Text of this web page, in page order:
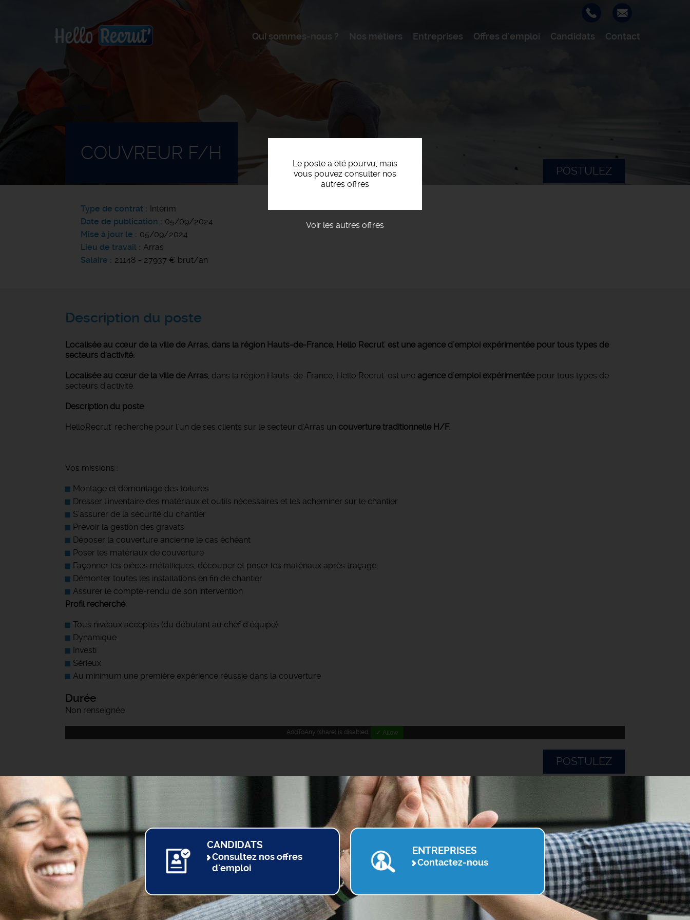
Qui sommes-nous ? Nos métiers Entreprises Offres d'emploi Candidats Contact
Accueil
Le poste a été pourvu, mais
vous pouvez consulter nos
autres offres
Voir les autres offres
POSTULEZ
COUVREUR F/H
Type de contrat
Intérim
Date de publication
05/09/2024
Mise à jour le
05/09/2024
Lieu de travail
Arras
Salaire
21148 - 27937 € brut/an
Description du poste
Localisée au cœur de la ville de Arras, dans la région Hauts-de-France, Hello Recrut' est une agence d'emploi expérimentée pour tous types de
secteurs d'activité.
Localisée au cœur de la ville de Arras, dans la région Hauts-de-France, Hello Recrut' est une agence d'emploi expérimentéepour tous types de
secteurs d'activité.
Description du poste
HelloRecrut' recherche pour l'un de ses clients sur le secteur d'Arras un couverture traditionnelle H/F.
Vos missions :
Montage et démontage des toitures
Dresser l’inventaire des matériaux et outils nécessaires et les acheminer sur le chantier
S’assurer de la sécurité du chantier
Prévoir la gestion des gravats
Déposer la couverture ancienne le cas échéant
Poser les matériaux de couverture
Façonner les pièces métalliques, découper et poser les matériaux après traçage
Démonter toutes les installations en fin de chantier
Assurer le compte-rendu de son intervention
Profil recherché
Tous niveaux acceptés (du débutant au chef d'équipe)
Dynamique
Investi
Sérieux
Au minimum une première expérience réussie dans la couverture
Durée
Non renseignée
AddToAny (share) is disabled. ✓ Allow
POSTULEZ
CANDIDATS
Consultez nos offres
d'emploi
ENTREPRISES
Contactez-nous